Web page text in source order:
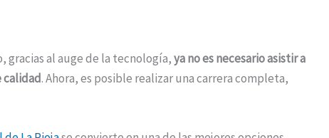
gracias al auge de la tecnología,ya no es necesario asistir a
calidad. Ahora, es posible realizar una carrera completa,